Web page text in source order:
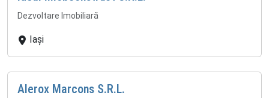
Dezvoltare Imobiliară
Iași
Alerox Marcons S.R.L.